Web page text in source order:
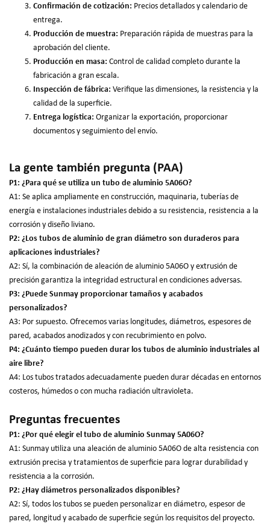
Confirmación de cotización: Precios detallados y calendario de
entrega.
Producción de muestra: Preparación rápida de muestras para la
aprobación del cliente.
Producción en masa: Control de calidad completo durante la
fabricación a gran escala.
Inspección de fábrica: Verifique las dimensiones, la resistencia y la
calidad de la superficie.
Entrega logística: Organizar la exportación, proporcionar
documentos y seguimiento del envío.
La gente también pregunta (PAA)
P1: ¿Para qué se utiliza un tubo de aluminio 5A06O?
A1: Se aplica ampliamente en construcción, maquinaria, tuberías de
energía e instalaciones industriales debido a su resistencia, resistencia a la
corrosión y diseño liviano.
P2: ¿Los tubos de aluminio de gran diámetro son duraderos para
aplicaciones industriales?
A2: Sí, la combinación de aleación de aluminio 5A06O y extrusión de
precisión garantiza la integridad estructural en condiciones adversas.
P3: ¿Puede Sunmay proporcionar tamaños y acabados
personalizados?
A3: Por supuesto. Ofrecemos varias longitudes, diámetros, espesores de
pared, acabados anodizados y con recubrimiento en polvo.
P4: ¿Cuánto tiempo pueden durar los tubos de aluminio industriales al
aire libre?
A4: Los tubos tratados adecuadamente pueden durar décadas en entornos
costeros, húmedos o con mucha radiación ultravioleta.
Preguntas frecuentes
P1: ¿Por qué elegir el tubo de aluminio Sunmay 5A06O?
A1: Sunmay utiliza una aleación de aluminio 5A06O de alta resistencia con
extrusión precisa y tratamientos de superficie para lograr durabilidad y
resistencia a la corrosión.
P2: ¿Hay diámetros personalizados disponibles?
A2: Sí, todos los tubos se pueden personalizar en diámetro, espesor de
pared, longitud y acabado de superficie según los requisitos del proyecto.